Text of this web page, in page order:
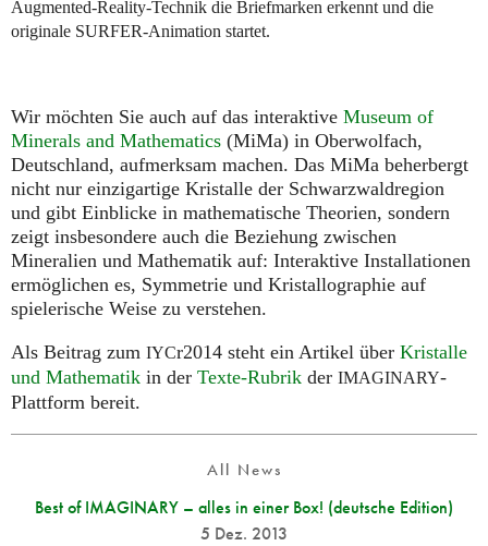
Augmented-Reality-Technik die Briefmarken erkennt und die
originale SURFER-Animation startet.
Wir möchten Sie auch auf das interaktive Museum of
Minerals and Mathematics (MiMa) in Oberwolfach,
Deutschland, aufmerksam machen. Das MiMa beherbergt
nicht nur einzigartige Kristalle der Schwarzwaldregion
und gibt Einblicke in mathematische Theorien, sondern
zeigt insbesondere auch die Beziehung zwischen
Mineralien und Mathematik auf: Interaktive Installationen
ermöglichen es, Symmetrie und Kristallographie auf
spielerische Weise zu verstehen.
Als Beitrag zum IYCr2014 steht ein Artikel über Kristalle
und Mathematik in der Texte-Rubrik der IMAGINARY-
Plattform bereit.
All News
Best of IMAGINARY – alles in einer Box! (deutsche Edition)
5 Dez. 2013